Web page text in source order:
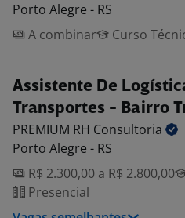
Porto Alegre - RS
A combinar
Curso
Assistente De
Transportes - Bairro
PREMIUM RH Consultoria
Porto Alegre - RS
R$ 2.300,00 a R$ 2.800,00
Presencial